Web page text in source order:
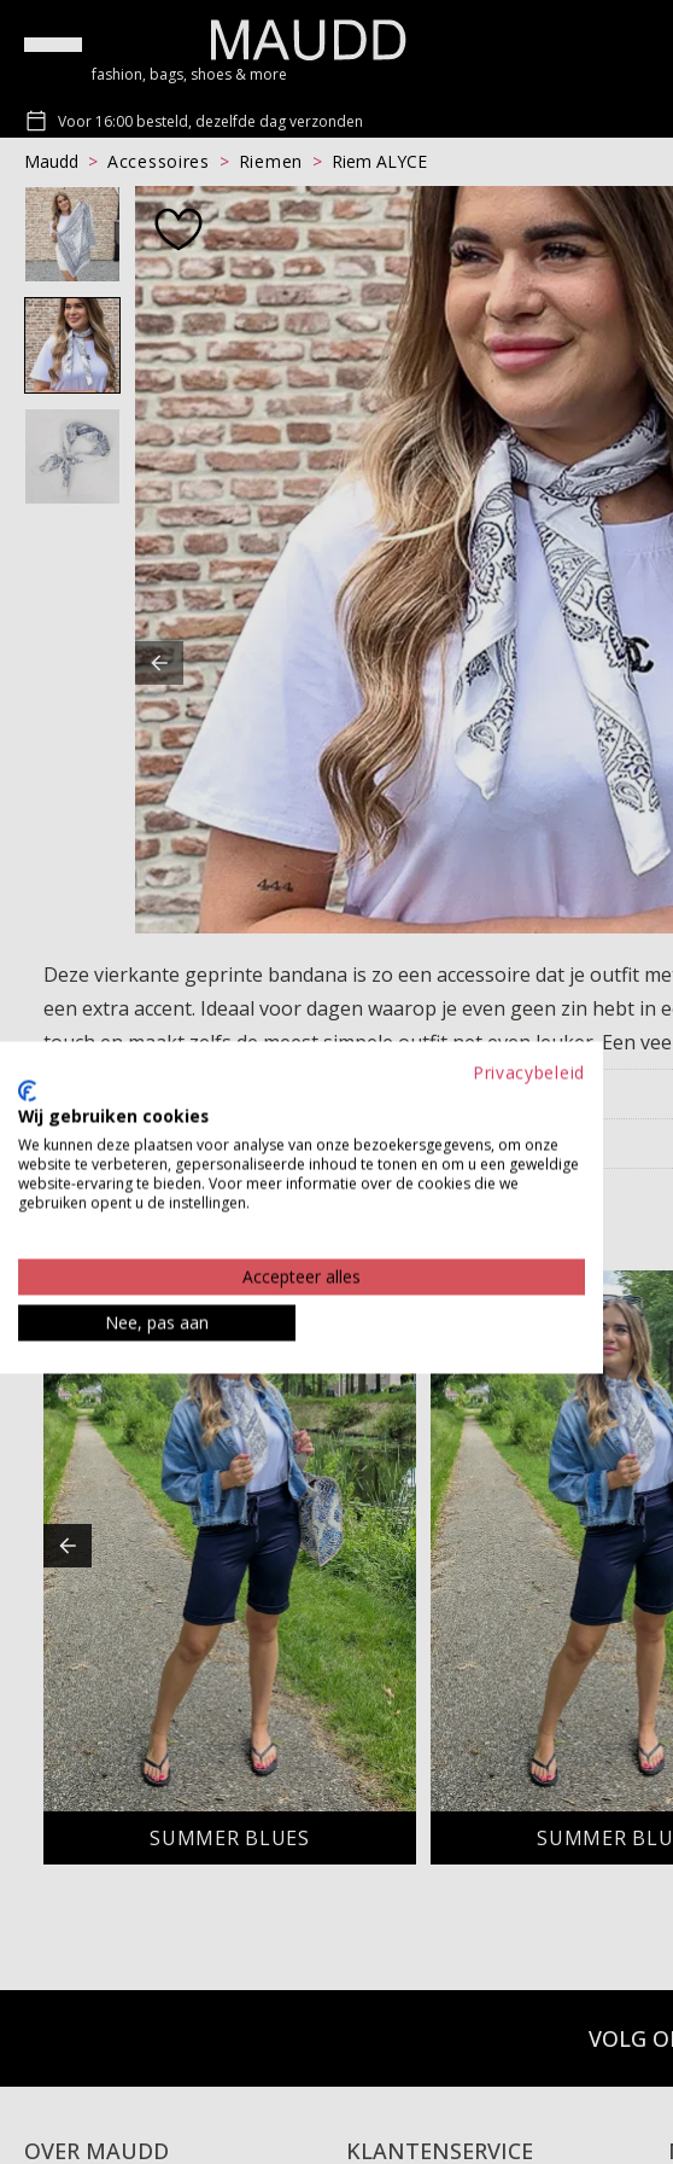
fashion, bags, shoes & more
Voor 16:00 besteld, dezelfde dag verzonden
Maudd Accessoires Riemen Riem ALYCE
Deze vierkante geprinte bandana is zo een accessoire dat je outfit
een extra accent. Ideaal voor dagen waarop je even geen zin hebt
touch en maakt zelfs de meest simpele outfit net even leuker. Een
Betaalinformatie
SUMMER BLUES SUMMER
VOLG
OVER MAUDD KLANTENSERVICE
Privacybeleid
Wij gebruiken cookies
We kunnen deze plaatsen voor analyse van onze bezoekersgegevens, om onze
website te verbeteren, gepersonaliseerde inhoud te tonen en om u een geweldige
website-ervaring te bieden. Voor meer informatie over de cookies die we
gebruiken opent u de instellingen.
Accepteer alles
Nee, pas aan